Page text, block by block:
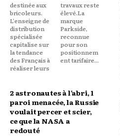
destinée aux
bricoleurs.
L'enseigne de
distribution
spécialisée
capitalise sur
la tendance
des Français à
réaliser leurs
travaux reste
élevé.La
marque
Parkside,
reconnue
pour son
positionnem
ent tarifaire...
2 astronautes à l’abri, 1
paroi menacée, la Russie
voulait percer et scier,
ce que la NASA a
redouté